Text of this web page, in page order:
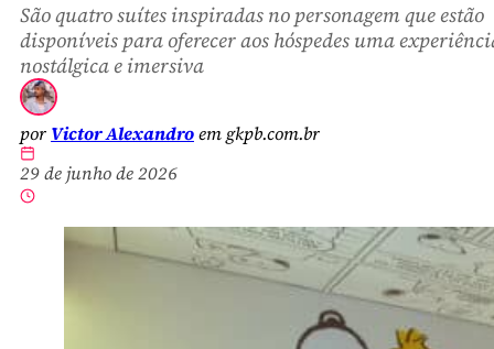
São quatro suítes inspiradas no personagem que estão
disponíveis para oferecer aos hóspedes uma
nostálgica e imersiva
por Victor Alexandroem gkpb.com.br
29 de junho de 2026